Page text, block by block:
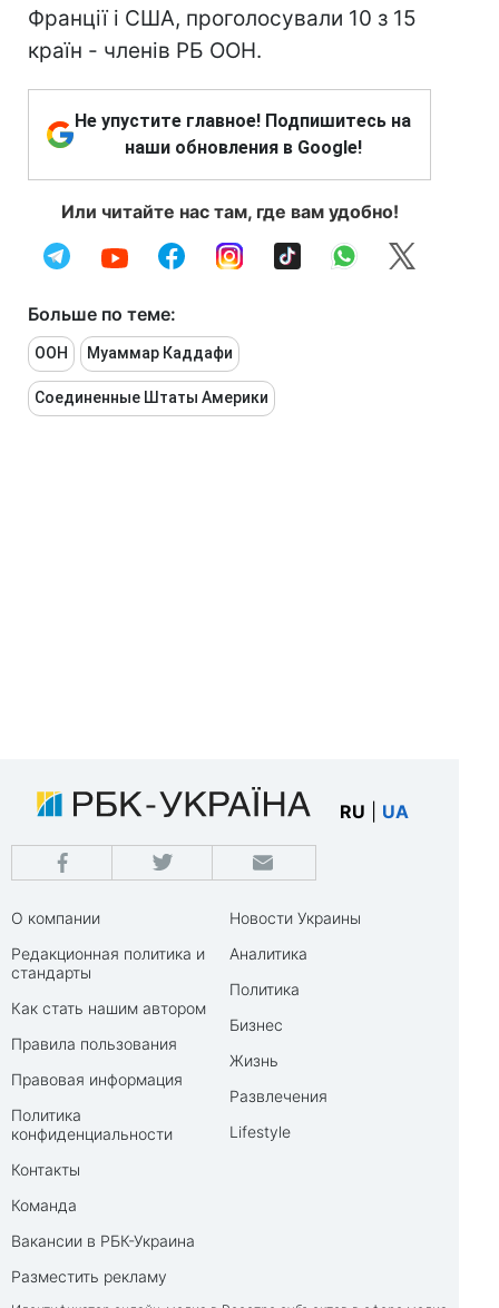
Франції і США, проголосували 10 з 15
країн - членів РБ ООН.
Не упустите главное! Подпишитесь на
наши обновления в Google!
Или читайте нас там, где вам удобно!
Больше по теме:
ООН Муаммар Каддафи
Соединенные Штаты Америки
RU UA
О компании
Редакционная политика и
стандарты
Как стать нашим автором
Правила пользования
Правовая информация
Политика
конфиденциальности
Контакты
Команда
Вакансии в РБК-Украина
Разместить рекламу
Новости Украины
Аналитика
Политика
Бизнес
Жизнь
Развлечения
Lifestyle